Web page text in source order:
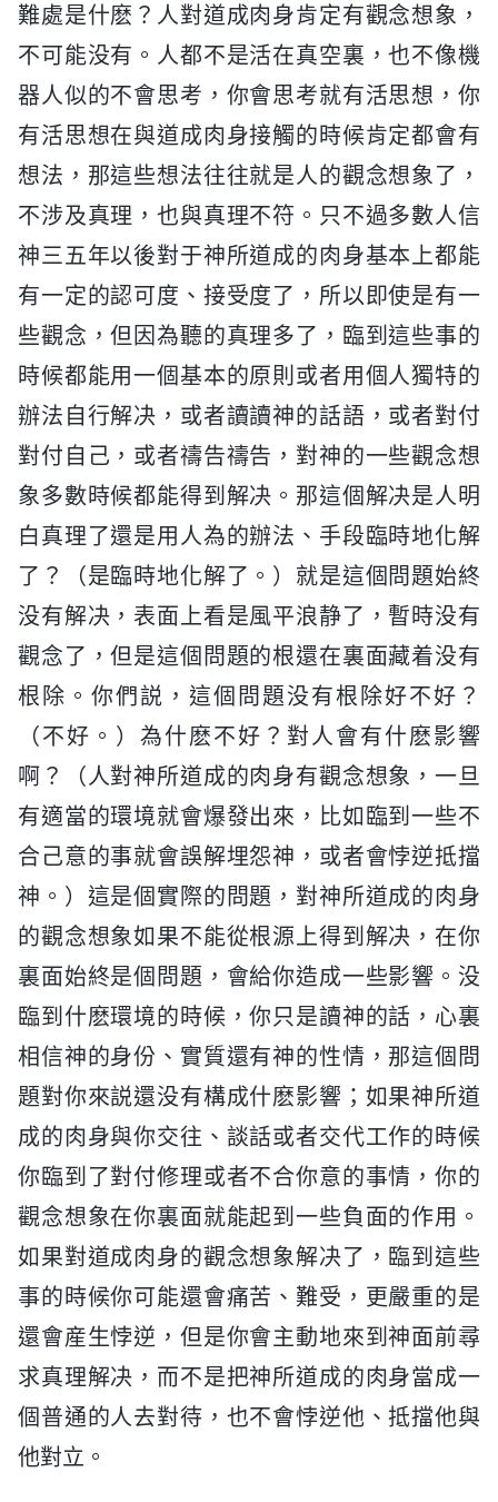
難處是什麽？人對道成肉身肯定有觀念想象，
不可能没有。人都不是活在真空裏，也不像機
器人似的不會思考，你會思考就有活思想，你
有活思想在與道成肉身接觸的時候肯定都會有
想法，那這些想法往往就是人的觀念想象了，
不涉及真理，也與真理不符。只不過多數人信
神三五年以後對于神所道成的肉身基本上都能
有一定的認可度、接受度了，所以即使是有一
些觀念，但因為聽的真理多了，臨到這些事的
時候都能用一個基本的原則或者用個人獨特的
辦法自行解决，或者讀讀神的話語，或者對付
對付自己，或者禱告禱告，對神的一些觀念想
象多數時候都能得到解决。那這個解决是人明
白真理了還是用人為的辦法、手段臨時地化解
了？（是臨時地化解了。）就是這個問題始終
没有解决，表面上看是風平浪静了，暫時没有
觀念了，但是這個問題的根還在裏面藏着没有
根除。你們説，這個問題没有根除好不好？
（不好。）為什麽不好？對人會有什麽影響
啊？（人對神所道成的肉身有觀念想象，一旦
有適當的環境就會爆發出來，比如臨到一些不
合己意的事就會誤解埋怨神，或者會悖逆抵擋
神。）這是個實際的問題，對神所道成的肉身
的觀念想象如果不能從根源上得到解决，在你
裏面始終是個問題，會給你造成一些影響。没
臨到什麽環境的時候，你只是讀神的話，心裏
相信神的身份、實質還有神的性情，那這個問
題對你來説還没有構成什麽影響；如果神所道
成的肉身與你交往、談話或者交代工作的時候
你臨到了對付修理或者不合你意的事情，你的
觀念想象在你裏面就能起到一些負面的作用。
如果對道成肉身的觀念想象解决了，臨到這些
事的時候你可能還會痛苦、難受，更嚴重的是
還會産生悖逆，但是你會主動地來到神面前尋
求真理解决，而不是把神所道成的肉身當成一
個普通的人去對待，也不會悖逆他、抵擋他與
他對立。